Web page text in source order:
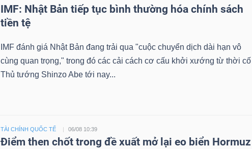
IMF: Nhật Bản tiếp tục bình thường hóa chính sách
tiền tệ
IMF đánh giá Nhật Bản đang trải qua "cuộc chuyển dịch dài hạn vô
cùng quan trọng," trong đó các cải cách cơ cấu khởi xướng từ thời cố
Thủ tướng Shinzo Abe tới nay...
TÀI CHÍNH QUỐC TẾ 06/08 10:39
Điểm then chốt trong đề xuất mở lại eo biển Hormuz